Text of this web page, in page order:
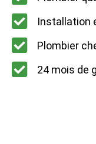
Installation
Plombier
24 mois de